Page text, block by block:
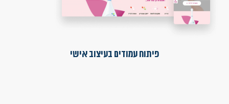
פיתוח עמודים בעיצוב אישי